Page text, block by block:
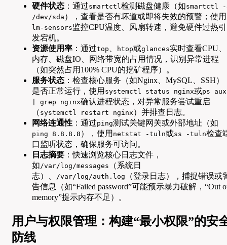
硬件状态 ：通过smartctl检测磁盘健康（如smartctl -
/dev/sda ），查看是否有坏道或即将失效的预警；使用
lm-sensors监控CPU温度、风扇转速，避免硬件过热引
发宕机。
资源使用率 ：通过top htop或glances实时查看CPU、
内存、磁盘IO、网络带宽的占用情况，识别异常进程
（如突然占用100% CPU的挖矿程序）。
服务状态 ：检查核心服务（如Nginx、MySQL、SSH）
是否正常运行，使用 systemctl status nginx或ps aux
| grep nginx确认进程状态，对异常服务尝试重启
（ systemctl restart nginx ）并排查日志。
网络连通性 ：通过ping测试关键网关或外部地址（如
ping 8.8.8.8 ），使用 netstat -tuln或ss -tuln检查
口监听状态，确保服务可访问。
日志摘要 ：快速浏览核心日志文件，
如/var/log/messages
（系统日
志）、
/var/log/auth.log
（登录日志），捕捉错误或
告信息（如“Failed password”可能预示暴力破解，“Out
memory”提示内存不足）。
用户与权限管理：构建“最小权限”的安
防线